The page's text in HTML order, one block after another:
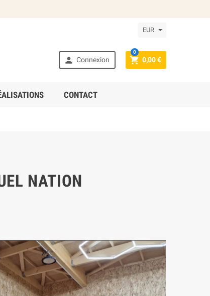
EUR
 Connexion  0,00 €
0
CONTACT
NATION